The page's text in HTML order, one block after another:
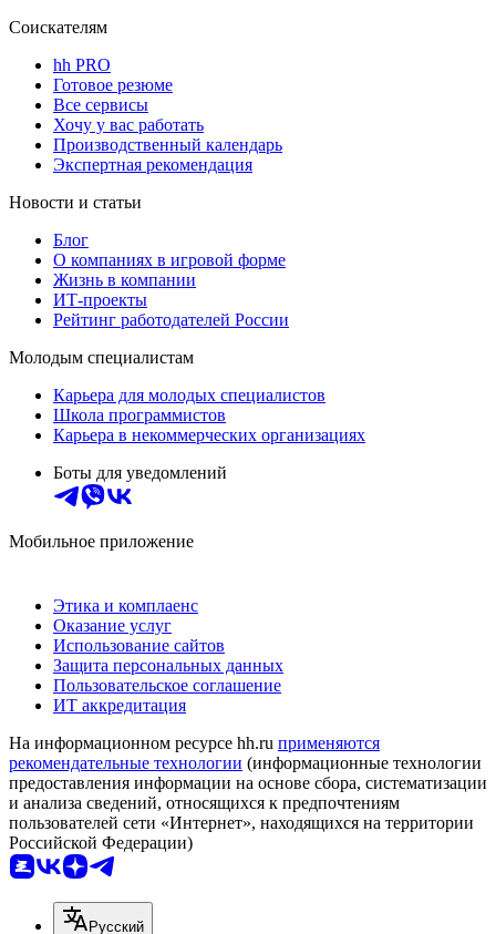
Соискателям
hh PRO
Готовое резюме
Все сервисы
Хочу у вас работать
Производственный календарь
Экспертная рекомендация
Новости и статьи
Блог
О компаниях в игровой форме
Жизнь в компании
ИТ-проекты
Рейтинг работодателей России
Молодым специалистам
Карьера для молодых специалистов
Школа программистов
Карьера в некоммерческих организациях
Боты для уведомлений
Мобильное приложение
Этика и комплаенс
Оказание услуг
Использование сайтов
Защита персональных данных
Пользовательское соглашение
ИТ аккредитация
На информационном ресурсе hh.ru применяются
рекомендательные технологии (информационные технологии
предоставления информации на основе сбора, систематизации
и анализа сведений, относящихся к предпочтениям
пользователей сети «Интернет», находящихся на территории
Российской Федерации)
Русский